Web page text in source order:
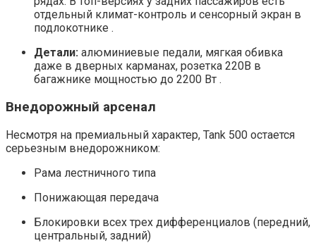
отдельный климат-контроль и сенсорный экран в
подлокотнике .
Детали: алюминиевые педали, мягкая обивка
даже в дверных карманах, розетка 220В в
багажнике мощностью до 2200 Вт .
Внедорожный арсенал
Несмотря на премиальный характер, Tank 500 остается
серьезным внедорожником:
Рама лестничного типа
Понижающая передача
Блокировки всех трех дифференциалов (передний,
центральный, задний)